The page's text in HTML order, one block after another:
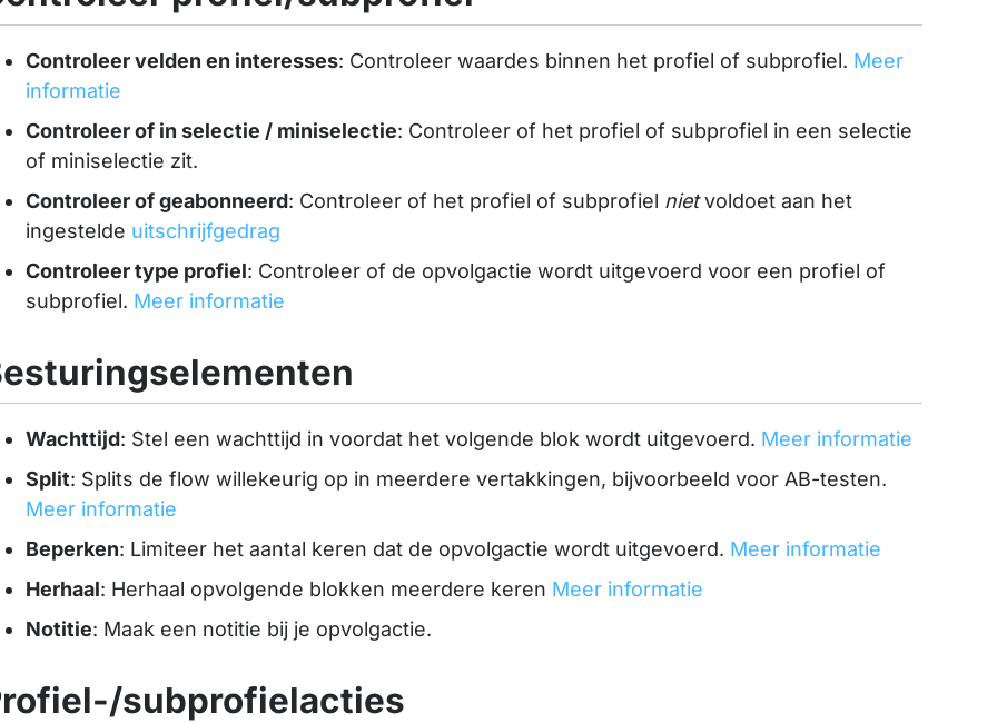
Controleer velden en interesses: Controleer waardes binnen het profiel of subprofiel. Meer
informatie
Controleer of in selectie / miniselectie: Controleer of het profiel of subprofiel in een selectie
of miniselectie zit.
Controleer of geabonneerd: Controleer of het profiel of subprofiel nietvoldoet aan het
ingestelde uitschrijfgedrag
Controleer type profiel: Controleer of de opvolgactie wordt uitgevoerd voor een profiel of
subprofiel. Meer informatie
Wachttijd: Stel een wachttijd in voordat het volgende blok wordt uitgevoerd. Meer informatie
Split: Splits de flow willekeurig op in meerdere vertakkingen, bijvoorbeeld voor AB-testen.
Meer informatie
Beperken: Limiteer het aantal keren dat de opvolgactie wordt uitgevoerd. Meer informatie
Herhaal: Herhaal opvolgende blokken meerdere keren Meer informatie
Notitie: Maak een notitie bij je opvolgactie.
subprofielacties